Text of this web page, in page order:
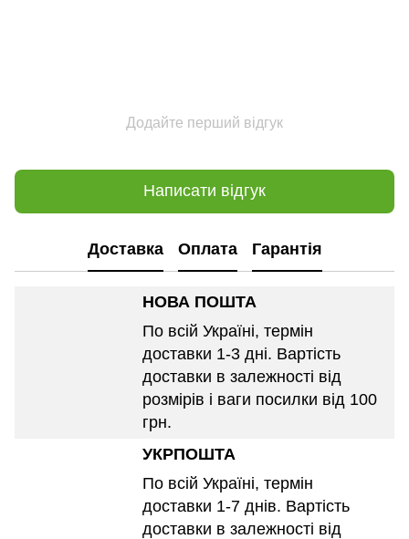
Додайте перший відгук
Написати відгук
Доставка Оплата Гарантія
НОВА ПОШТА
По всій Україні, термін
доставки 1-3 дні. Вартість
доставки в залежності від
розмірів і ваги посилки від 100
грн.
УКРПОШТА
По всій Україні, термін
доставки 1-7 днів. Вартість
доставки в залежності від